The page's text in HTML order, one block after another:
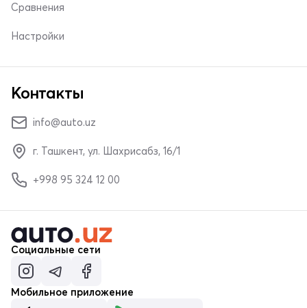
Сравнения
Настройки
Контакты
info@auto.uz
г. Ташкент, ул. Шахрисабз, 16/1
+998 95 324 12 00
Социальные сети
Мобильное приложение